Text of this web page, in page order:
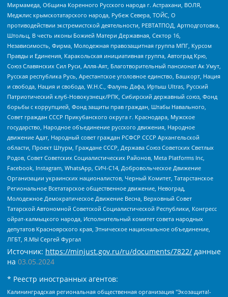
Мирмамеда, Община Коренного Русского народа г. Астрахани, ВОЛЯ,
Меджлис крымскотатарского народа, Рубеж Севера, ТОЙС, О
противодействии экстремистской деятельности, РЕВТАТПОД, Артподготовка,
Штольц, В честь иконы Божией Матери Державная, Сектор 16,
Независимость, Фирма, Молодежная правозащитная группа МПГ, Курсом
Правды и Единения, Каракольская инициативная группа, Автоград Крю,
Союз Славянских Сил Руси, Алля-Аят, Благотворительный пансионат Ак Умут,
Русская республика Русь, Арестантское уголовное единство, Башкорт, Нация
и свобода, Нация и свобода, W.H.С., Фалунь Дафа, Иртыш Ultras, Русский
Патриотический клуб-Новокузнецк/РПК, Сибирский державный союз, Фонд
борьбы с коррупцией, Фонд защиты прав граждан, Штабы Навального,
Совет граждан СССР Прикубанского округа г. Краснодара, Мужское
государство, Народное объединение русского движения, Народное
движение Адат, Народный совет граждан РСФСР СССР Архангельской
области, Проект Штурм, Граждане СССР, Держава Союз Советских Светлых
Родов, Совет Советских Социалистических Районов, Meta Platforms Inc,
Facebook, Instagram, WhatsApp, СИЧ-С14, Добровольческое Движение
Организации украинских националистов, Черный Комитет, Татарстанское
Региональное Всетатарское общественное движение, Невоград,
Молодежное Демократическое Движение Весна, Верховный Совет
Татарской Автономной Советской Социалистической Республики, Конгресс
ойрат-калмыцкого народа, Исполнительный комитет совета народных
депутатов Красноярского края, Этническое национальное объединение,
ЛГБТ, Я.МЫ Сергей Фургал
Источник: https://minjust.gov.ru/ru/documents/7822/ данные
на 03.05.2024
* Реестр иностранных агентов:
Калининградская региональная общественная организация "Экозащита!-Женсовет", Фонд содействия защите прав и свобод граждан "Общественный вердикт", Фонд "Институт Развития Свободы Информации", Частное учреждение "Информационное агентство МЕМО. РУ", Региональная общественная организация "Общественная комиссия по сохранению наследия академика Сахарова", Фонд поддержки свободы прессы, Санкт-Петербургская общественная правозащитная организация "Гражданский контроль", Межрегиональная общественная организация "Информационно-просветительский центр "Мемориал", Региональный Фонд "Центр Защиты Прав Средств Массовой Информации", с 05.12.2023 Фонд "Центр Защиты Прав Средств массовой информации", Региональная общественная благотворительная организация помощи беженцам и мигрантам "Гражданское содействие", Негосударственное образовательное учреждение дополнительного профессионального образования (повышение квалификации) специалистов "АКАДЕМИЯ ПО ПРАВАМ ЧЕЛОВЕКА", Свердловская региональная общественная организация "Сутяжник", Автономная некоммерческая организация "Центр независимых социологических исследований", Союз общественных объединений "Российский исследовательский центр по правам человека", Региональное общественное учреждение научно-информационный центр "МЕМОРИАЛ", Некоммерческая организация "Фонд защиты гласности", Автономная некоммерческая организация "Институт прав человека", Городская общественная организация "Екатеринбургское общество "МЕМОРИАЛ", Городская общественная организация "Рязанское историко-просветительское и правозащитное общество "Мемориал" (Рязанский Мемориал), Челябинский региональный орган общественной самодеятельности – женское общественное объединение "Женщины Евразии", Челябинский региональный орган общественной самодеятельности "Уральская правозащитная группа", Фонд содействия защите здоровья и социальной справедливости имени Андрея Рылькова, Автономная Некоммерческая Организация "Аналитический Центр Юрия Левады", Автономная некоммерческая организация социальной поддержки населения "Проект Апрель", Региональная общественная организация помощи женщинам и детям, находящимся в кризисной ситуации "Информационно-методический центр "Анна", Фонд содействия развитию массовых коммуникаций и правовому просвещению "Так-так-Так", Фонд содействия устойчивому развитию "Серебряная тайга", Свердловский региональный общественный фонд социальных проектов "Новое время", "Idel.Реалии", Кавказ.Реалии, Крым.Реалии, Телеканал Настоящее Время, Татаро-башкирская служба Радио Свобода (Azatliq Radiosi), Радио Свободная Европа/Радио Свобода (PCE/PC), "Сибирь.Реалии", "Фактограф", Благотворительный фонд помощи осужденным и их семьям, Автономная некоммерческая организация "Институт глобализации и социальных движений", Фонд "В защиту прав заключенных", Частное учреждение "Центр поддержки и содействия развитию средств массовой информации", Пензенский региональный общественный благотворительный фонд "Гражданский союз", "Север.Реалии", Некоммерческая организация Фонд "Правовая инициатива", Общество с ограниченной ответственностью "Радио Свободная Европа/Радио Свобода", Чешское информационное агентство "MEDIUM-ORIENT", Красноярская региональная общественная организация "Мы против СПИДа", Камалягин Денис Николаевич, Маркелов Сергей Евгеньевич, Пономарев Лев Александрович, Савицкая Людмила Алексеевна, Автономная некоммерческая организация "Центр по работе с проблемой насилия "НАСИЛИЮ.НЕТ", Межрегиональный профессиональный союз работников здравоохранения "Альянс врачей", Юридическое лицо, зарегистрированное в Латвийской Республике, SIA "Medusa Project" (регистрационный номер 40103797863, дата регистрации 10.06.2014), Некоммерческая организация "Фонд по борьбе с коррупцией", Автономная некоммерческая организация "Институт права и публичной политики", Баданин Роман Сергеевич, Гликин Максим Александрович, Железнова Мария Михайловна, Лукьянова Юлия Сергеевна, Маетная Елизавета Витальевна, Маняхин Петр Борисович, Чуракова Ольга Владимировна, Ярош Юлия Петровна, Юридическое лицо "The Insider SIA", зарегистрированное в Риге, Латвийская Республика (дата регистрации 26.06.2015), являющееся администратором доменного имени интернет-издания "The Insider SIA", https://theins.ru, Постернак Алексей Евгеньевич, Рубин Михаил Аркадьевич, Анин Роман Александрович, Юридическое лицо Istories fonds, зарегистрированное в Латвийской Республике (регистрационный номер 50008295751, дата регистрации 24.02.2020), Великовский Дмитрий Александрович, Долинина Ирина Николаевна, Мароховская Алеся Алексеевна, Шлейнов Роман Юрьевич, Шмагун Олеся Валентиновна, Общество с ограниченной ответственностью "Альтаир 2021", Общество с ограниченной ответственностью "Вега 2021", Общество с ограниченной ответственностью "Главный редактор 2021", Общество с ограниченной ответственностью "Ромашки монолит", Важенков Артем Валерьевич, Ивановская областная общественная организация "Центр гендерных исследований", Гурман Юрий Альбертович, Медиапроект "ОВД-Инфо", Егоров Владимир Владимирович, Жилинский Владимир Александрович, Общество с ограниченной ответственностью "ЗП", Иванова София Юрьевна, Карезина Инна Павловна, Кильтау Екатерина Викторовна, Петров Алексей Викторович, Пискунов Сергей Евгеньевич, Смирнов Сергей Сергеевич, Тихонов Михаил Сергеевич, Общество с ограниченной ответственностью "ЖУРНАЛИСТ-ИНОСТРАННЫЙ АГЕНТ", Арапова Галина Юрьевна, Вольтская Татьяна Анатольевна, Американская компания "Mason G.E.S. Anonymous Foundation" (США), являющаяся владельцем интернет-издания https://mnews.world/, Компания "Stichting Bellingcat", зарегистрированная в Нидерландах (дата регистрации 11.07.2018), Захаров Андрей Вячеславович, Клепиковская Екатерина Дмитриевна, Общество с ограниченной ответственностью "МЕМО", Перл Роман Александрович, Симонов Евгений Алексеевич, Соловьева Елена Анатольевна, Сотников Даниил Владимирович, Сурначева Елизавета Дмитриевна, Автономная некоммерческая организация по защите прав человека и информированию населения "Якутия – Наше Мнение", Общество с ограниченной ответственностью "Москоу диджитал медиа", с 26.01.2023 Общество с ограниченной ответственностью "Чайка Белые сады", Ветошкина Валерия Валерьевна, Заговора Максим Александрович, Межрегиональное общественное движение "Российская ЛГБТ - сеть", Оленичев Максим Владимирович, Павлов Иван Юрьевич, Скворцова Елена Сергеевна, Общество с ограниченной ответственностью "Как бы инагент", Кочетков Игорь Викторович, Общество с ограниченной ответственностью "Честные выборы", Еланчик Олег Александрович, Общество с ограниченной ответственностью "Нобелевский призыв", Гималова Регина Эмилевна, Григорьев Андрей Валерьевич, Григорьева Алина Александровна, Ассоциация по содействию защите прав призывников, альтернативнослужащих и военнослужащих "Правозащитная группа "Гражданин.Армия.Право", Хисамова Регина Фаритовна, Автономная некоммерческая организация по реализации социально-правовых программ "Лилит", Дальневосточное общественное движение "Маяк", Санкт-Петербургская ЛГБТ-инициативная группа "Выход", Инициативная группа ЛГБТ+ "Реверс", Алексеев Андрей Викторович, Бекбулатова Таисия Львовна, Беляев Иван Михайлович, Владыкина Елена Сергеевна, Гельман Марат Александрович, Никульшина Вероника Юрьевна, Толоконникова Надежда Андреевна, Шендерович Виктор Анатольевич, Общество с ограниченной ответственностью "Данное сообщение", Общество с ограниченной ответственностью Издательский дом "Новая глава", Айнбиндер Александра Александровна, Московский комьюнити-центр для ЛГБТ+инициатив, Благотворительный фонд развития филантропии, Deutsche Welle (Германия, Kurt-Schumacher-Strasse 3, 53113 Bonn), Борзунова Мария Михайловна, Воробьев Виктор Викторович, Голубева Анна Львовна, Константинова Алла Михайловна, Малкова Ирина Владимировна, Мурадов Мурад Абдулгалимович, Осетинская Елизавета Николаевна, Понасенков Евгений Николаевич, Ганапольский Матвей Юрьевич, Киселев Евгений Алексеевич, Борухович Ирина Григорьевна, Дремин Иван Тимофеевич, Дубровский Дмитрий Викторович, Красноярская региональная общественная организация поддержки и развития альтернативных образовательных технологий и межкультурных коммуникаций "ИНТЕРРА", Маяковская Екатерина Алексеевна, Фейгин Марк Захарович, Филимонов Андрей Викторович, Дзугкоева Регина Николаевна, Доброхотов Роман Александрович, Дудь Юрий Александрович, Елкин Сергей Владимирович, Кругликов Кирилл Игоревич, Сабунаева Мария Леонидовна, Семенов Алексей Владимирович, Шаинян Карен Багратович, Шульман Екатерина Михайловна, Асафьев Артур Валерьевич, Вахштайн Виктор Семенович, Венедиктов Алексей Алексеевич, Лушникова Екатерина Евгеньевна, Волков Леонид Михайлович, Невзоров Александр Глебович, Пархоменко Сергей Борисович, Сироткин Ярослав Николаевич, Кара-Мурза Владимир Владимирович, Баранова Наталья Владимировна, Гозман Леонид Яковлевич, Кагарлицкий Борис Юльевич, Климарев Михаил Валерьевич, Милов Владимир Станиславович, Автономная некоммерческая организация Краснодарский центр современного искусства "Типография", Моргенштерн Алишер Тагирович, Соболь Любовь Эдуардовна, Общество с ограниченной ответственностью "ЛИЗА НОРМ", Каспаров Гарри Кимович, Ходорковский Михаил Борисович, Общество с ограниченной ответственностью "Апрельские тезисы", Данилович Ирина Брониславовна, Кашин Олег Владимирович, Петров Николай Владимирович, Пивоваров Алексей Владимирович, Соколов Михаил Владимирович, Цветкова Юлия Владимировна, Чичваркин Евгений Александрович, Комитет против пыток/Команда против пыток, Общество с ограниченной ответственностью "Первый научный", Общество с ограниченной ответственностью "Вертолет и ко", Белоцерковская Вероника Борисовна, Кац Максим Евгеньевич, Лазарева Татьяна Юрьевна, Шаведдинов Руслан Табризович, Яшин Илья Валерьевич, Общество с ограниченной ответственностью "Иноагент ААВ", Алешковский Дмитрий Петрович, Альбац Евгения Марковна, Быков Дмитрий Львович, Галямина Юлия Евгеньевна, Лойко Сергей Леонидович, Мартынов Кирилл Константинович, Медведев Сергей Александрович, Крашенинников Федор Геннадиевич, Гордеева Катерина Вл